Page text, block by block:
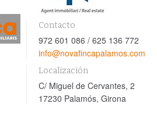
Contacto
972 601 086 / 625 136 772
info@novafincapalamos.com
Localización
C/ Miguel de Cervantes, 2
17230 Palamós, Girona